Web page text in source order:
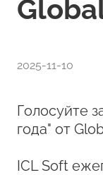
2025-11-10
Голосуйте
года" от
ICL Soft